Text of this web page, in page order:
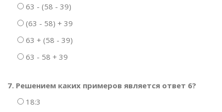
63 - (58 - 39)
(63 - 58) + 39
63 + (58 - 39)
63 - 58 + 39
7. Решением каких примеров является ответ 6?
18:3